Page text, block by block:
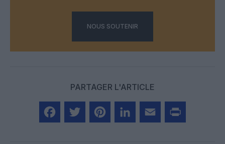
NOUS SOUTENIR
PARTAGER L'ARTICLE